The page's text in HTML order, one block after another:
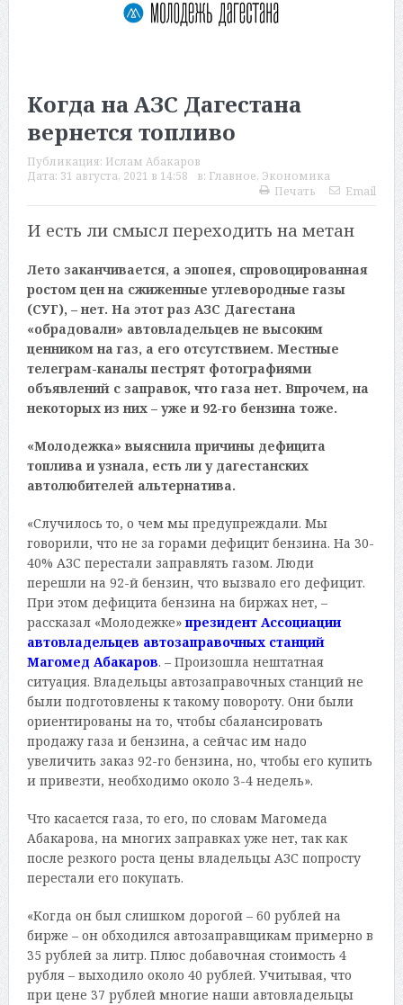
Когда на АЗС Дагестана
вернется топливо
Публикация: Ислам Абакаров
Дата: 31 августа, 2021 в 14:58 в: Главное, Экономика
Печать
Email
И есть ли смысл переходить на метан
Лето заканчивается, а эпопея, спровоцированная
ростом цен на сжиженные углевородные газы
(СУГ), – нет. На этот раз АЗС Дагестана
«обрадовали» автовладельцев не высоким
ценником на газ, а его отсутствием. Местные
телеграм-каналы пестрят фотографиями
объявлений с заправок, что газа нет. Впрочем, на
некоторых из них – уже и 92-го бензина тоже.
«Молодежка» выяснила причины дефицита
топлива и узнала, есть ли у дагестанских
автолюбителей альтернатива.
«Случилось то, о чем мы предупреждали. Мы
говорили, что не за горами дефицит бензина. На 30-
40% АЗС перестали заправлять газом. Люди
перешли на 92-й бензин, что вызвало его дефицит.
При этом дефицита бензина на биржах нет, –
рассказал «Молодежке»президент Ассоциации
автовладельцев автозаправочных станций
Магомед Абакаров. – Произошла нештатная
ситуация. Владельцы автозаправочных станций не
были подготовлены к такому повороту. Они были
ориентированы на то, чтобы сбалансировать
продажу газа и бензина, а сейчас им надо
увеличить заказ 92-го бензина, но, чтобы его купить
и привезти, необходимо около 3-4 недель».
Что касается газа, то его, по словам Магомеда
Абакарова, на многих заправках уже нет, так как
после резкого роста цены владельцы АЗС попросту
перестали его покупать.
«Когда он был слишком дорогой – 60 рублей на
бирже – он обходился автозаправщикам примерно в
35 рублей за литр. Плюс добавочная стоимость 4
рубля – выходило около 40 рублей. Учитывая, что
при цене 37 рублей многие наши автовладельцы